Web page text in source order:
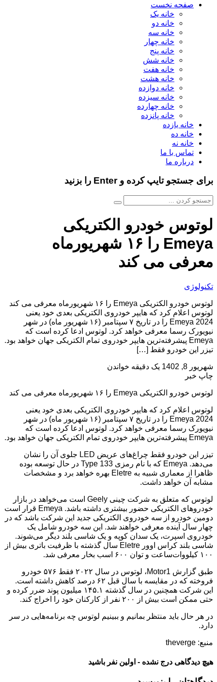
صفحه نخست
خانه یک
خانه دو
خانه سه
خانه چهار
خانه پنج
خانه شش
خانه هفت
خانه هشت
خانه دوازده
خانه سیزده
خانه چهارده
خانه پانزده
خانه یازده
خانه ده
خانه نه
تماس با ما
درباره ما
برای جستجو تایپ کرده و Enter را بزنید
لوتوس خودرو الکتریکی
Emeya را ۱۶ شهریورماه
معرفی می کند
تکنولوژی
لوتوس خودرو الکتریکی Emeya را ۱۶ شهریورماه معرفی می کند
لوتوس اعلام کرد که هایپر خودروی الکتریکی بعدی خود یعنی
Emeya 2024 را در تاریخ ۷ سپتامبر (۱۶ شهریور ماه) در شهر
نیویورک رسما معرفی خواهد کرد. لوتوس ادعا کرده است که
Emeya پیشرفته‌ترین هایپر خودروی تمام الکتریکی جهان خواهد بود.
تیزر این خودرو فقط […]
شهریور 8, 1402
یک دقیقه خواندن
چاپ خبر
لوتوس خودرو الکتریکی Emeya را ۱۶ شهریورماه معرفی می کند
لوتوس اعلام کرد که هایپر خودروی الکتریکی بعدی خود یعنی
Emeya 2024 را در تاریخ ۷ سپتامبر (۱۶ شهریور ماه) در شهر
نیویورک رسما معرفی خواهد کرد. لوتوس ادعا کرده است که
Emeya پیشرفته‌ترین هایپر خودروی تمام الکتریکی جهان خواهد بود.
تیزر این خودرو فقط چراغ‌های عریض LED جلوی آن را نشان
می‌دهد. Emeya که با نام رمزی Type 133 در حال توسعه بوده
ظاهرا از معماری شبیه به Eletre بهره خواهد برد و مشخصات
مشابه آن خواهد داشت.
لوتوس که متعلق به شرکت چینی Geely است می‌خواهد در بازار
خودروهای الکتریکی حضور بیشتری داشته باشد. Emeya قرار است
دومین خودرو از سه خودروی الکتریکی جدید این شرکت باشد که در
چهار سال آینده معرفی خواهند شد. این سه خودرو شامل یک
خودروی اسپرت، یک سدان کوپه و یک شاسی بلند دیگر می‌شوند.
شاسی بلند کراس اوور Eletre سال گذشته با ظرفیت باتری بیش از
۱۰۰ کیلووات‌ساعت و توان ۶۰۰ اسب بخار معرفی شد.
طبق گزارش Motor1، لوتوس در سال ۲۰۲۲ فقط ۵۷۶ خودرو
فروخته که در مقایسه با سال قبل ۶۲ درصد کاهش داشته است.
این شرکت همچنین در سال گذشته ۱۴۵.۱ میلیون پوند ضرر کرده و
حتی ممکن است بیش از ۲۰۰ نفر از کارکنان خود را اخراج کند.
در هر حال باید منتظر بمانیم و ببینیم لوتوس چه برنامه‌هایی در سر
دارد.
منبع: theverge
هیچ دیدگاهی درج نشده - اولین نفر باشید